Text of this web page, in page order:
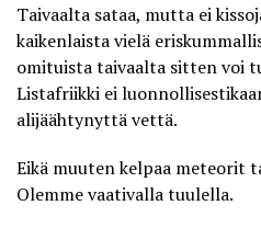
Taivaalta sataa, mutta ei
kaikenlaista vielä
omituista taivaalta sitten voi
Listafriikki ei
alijäähtynyttä vettä.
Eikä muuten kelpaa meteorit
Olemme vaativalla tuulella.